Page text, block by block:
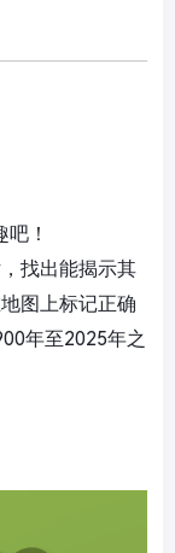
！
找出能揭示其
图上标记正确
年至2025年之